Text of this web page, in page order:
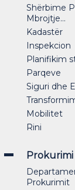
Shërbime
Mbrojtje...
Kadastër
Inspekcion
Planifikim
Parqeve
Siguri dhe
Mobilitet
Rini
Prokurimi
Prokurimit